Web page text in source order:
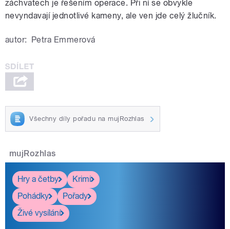
záchvatech je řešením operace. Při ní se obvykle
nevyndavají jednotlivé kameny, ale ven jde celý žlučník.
autor: Petra Emmerová
Všechny díly pořadu na mujRozhlas
mujRozhlas
Hry a četby
Krimi
Pohádky
Pořady
Živé vysílání